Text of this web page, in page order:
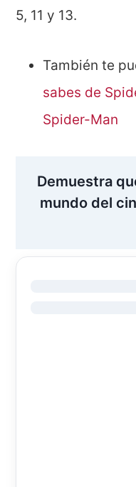
5, 11 y 13.
También te
sabes de
Spider-Man
Demuestra
mundo del